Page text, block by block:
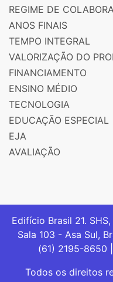
REGIME DE
ANOS FINAIS
TEMPO INTEGRAL
VALORIZAÇÃO DO
FINANCIAMENTO
ENSINO MÉDIO
TECNOLOGIA
EDUCAÇÃO ESPECIAL
EJA
AVALIAÇÃO
Edifício Brasil 21.
Sala 103 - Asa Sul,
(61) 2195-8650 |
Todos os direitos